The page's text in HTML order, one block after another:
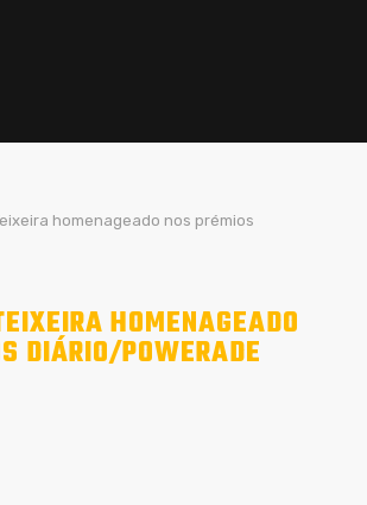
homenageado nos prémios
HOMENAGEADO
DIÁRIO/POWERADE